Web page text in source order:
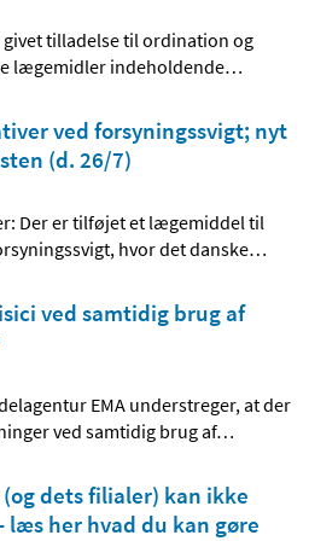
tilladelse til ordination og
lægemidler indeholdende…
ved forsyningssvigt; nyt
(d. 26/7)
Der er tilføjet et lægemiddel til
hvor det danske…
ved samtidig brug af
EMA understreger, at der
ved samtidig brug af…
dets filialer) kan ikke
læs her hvad du kan gøre